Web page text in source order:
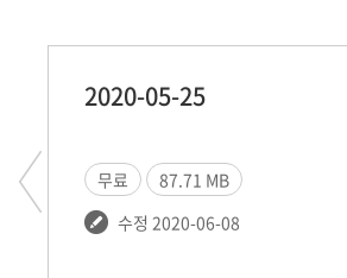
2020-05-25
무료
87.71 MB
수정 2020-06-08